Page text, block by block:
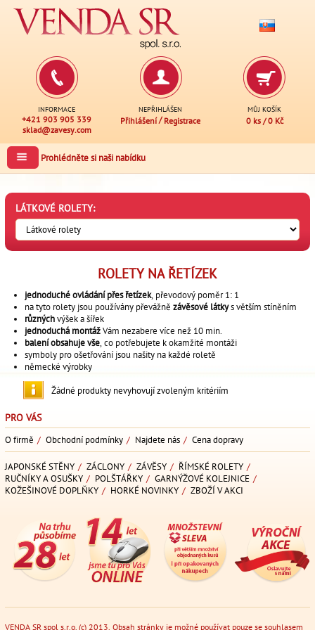
INFORMACE
+421 903 905 339
sklad@zavesy.com
NEPŘIHLÁŠEN
Přihlášení/ Registrace
MŮJ KOŠÍK
0 ks/0 Kč
Prohlédněte si naši nabídku
LÁTKOVÉ ROLETY:
ROLETY NA ŘETÍZEK
jednoduché ovládání přes řetízek, převodový poměr 1: 1
na tyto rolety jsou používány převážnězávěsové látkys větším stíněním
různýchvýšek a šířek
jednoduchá montážVám nezabere více než 10 min.
balení obsahuje vše, co potřebujete k okamžité montáži
symboly pro ošetřování jsou našity na každé roletě
německé výrobky
Žádné produkty nevyhovují zvoleným kritériím
PRO VÁS
O firmě / Obchodní podmínky / Najdete nás / Cena dopravy
JAPONSKÉ STĚNY / ZÁCLONY / ZÁVĚSY / ŘÍMSKÉ ROLETY /
RUČNÍKY A OSUŠKY / POLŠTÁŘKY / GARNÝŽOVÉ KOLEJNICE /
KOŽEŠINOVÉ DOPLŇKY / HORKÉ NOVINKY / ZBOŽÍ V AKCI
VENDA SR spol s.r.o. (c) 2013. Obsah stránky je možné používat pouze se souhlasem